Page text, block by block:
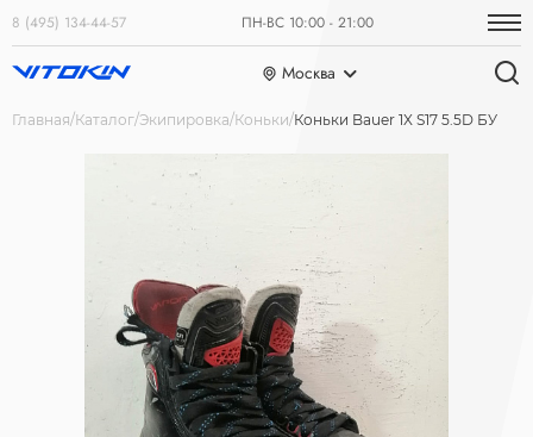
8 (495) 134-44-57 ПН-ВС 10:00 - 21:00
Москва
Главная Каталог Экипировка Коньки Коньки Bauer 1X S17 5.5D БУ